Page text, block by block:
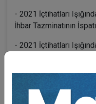
- 2021 İçtihatları
İhbar Tazminatının
- 2021 İçtihatları